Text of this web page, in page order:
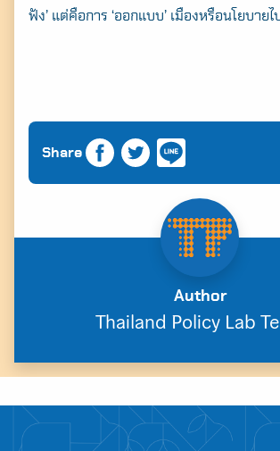
ฟัง’ แต่คือการ ‘ออกแบบ’ เมืองหรือนโยบาย
Share
Author
Thailand Policy Lab